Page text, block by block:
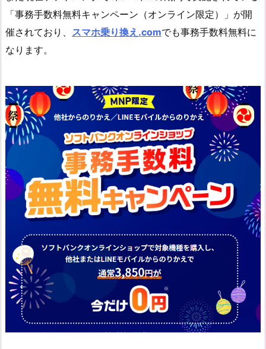
「事務手数料無料キャンペーン（オンライン限定）」が開
催されており、 スマホ乗り換え.comでも事務手数料無料に
なります。